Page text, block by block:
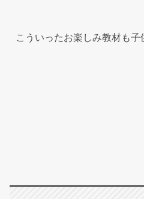
こういったお楽しみ教材も子